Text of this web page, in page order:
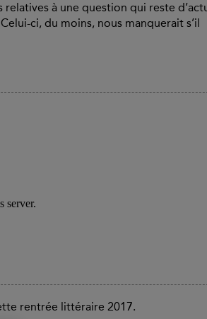
à une question qui reste
ci, du moins, nous manquerait s’il
rentrée littéraire 2017.